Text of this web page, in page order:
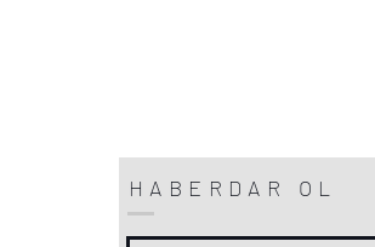
HABERDAR OL